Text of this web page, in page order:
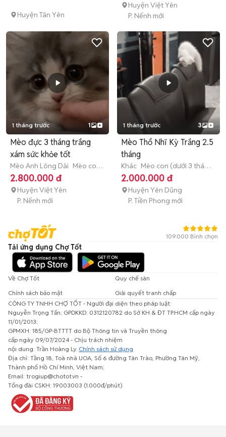
Huyện Tân Yên
Huyện Việt Yên
P. Nếnh mới
1 tháng trước 1
Mèo đực 3 tháng trắng
xám sức khỏe tốt
Mèo Anh Lông Dài Mèo con
(dưới 3 tháng tuổi)
2.800.000 đ
Huyện Việt Yên
P. Nếnh mới
1 tháng trước 3
Mèo Thổ Nhĩ Kỳ Trắng 2.5
tháng
Khác Mèo con (dưới 3 tháng
tuổi)
2.000.000 đ
Huyện Yên Dũng
P. Tiền Phong mới
109.000 Bình chọn
Tải ứng dụng Chợ Tốt
Về Chợ Tốt
Quy chế sàn
Chính sách bảo mật
Giải quyết tranh chấp
CÔNG TY TNHH CHỢ TỐT - Người đại diện theo pháp luật:
Nguyễn Trọng Tấn; GPDKKD: 0312120782 do Sở KH & ĐT TP.HCM cấp ngày
11/01/2013;
GPMXH: 185/GP-BTTTT do Bộ Thông tin và Truyền thông
cấp ngày 09/07/2024 - Chịu trách nhiệm
nội dung: Trần Hoàng Ly. Chính sách sử dụng
Địa chỉ: Tầng 18, Toà nhà UOA, Số 6 đường Tân Trào, Phường Tân Mỹ,
Thành phố Hồ Chí Minh, Việt Nam;
Email: trogiup@chotot.vn -
Tổng đài CSKH: 19003003 (1.000đ/phút)